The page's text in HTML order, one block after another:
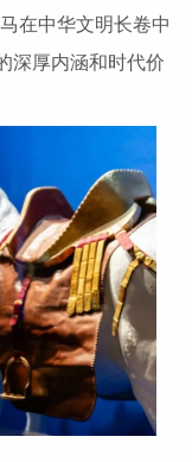
在中华文明长卷中
深厚内涵和时代价